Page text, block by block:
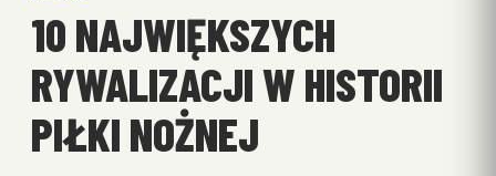
10 NAJWIĘKSZYCH
RYWALIZACJI W HISTORII
PIŁKI NOŻNEJ